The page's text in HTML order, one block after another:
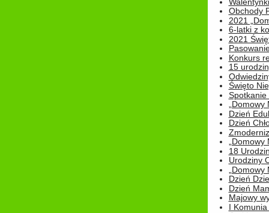
Obchody
2021
6-latki z
2021
Konkurs
15
Święto
Spotkanie
Dzień
Dzień
18
Urodziny
Dzień
Dzień
Majowy
I